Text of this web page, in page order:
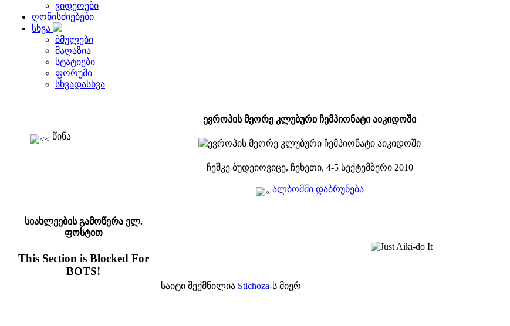
ვიდეოები
ღონისძიებები
სხვა
ბმულები
მაღაზია
სტატიები
ფორუმი
სხვადასხვა
ევროპის მეორე კლუბური ჩემპიონატი აიკიდოში
წინა
ჩეშკე ბუდეიოვიცე, ჩეხეთი, 4-5 სექტემბერი 2010
ალბომში დაბრუნება
სიახლეების გამოწერა ელ.
ფოსტით
This Section is Blocked For
BOTS!
საიტი შექმნილია Stichoza-ს მიერ